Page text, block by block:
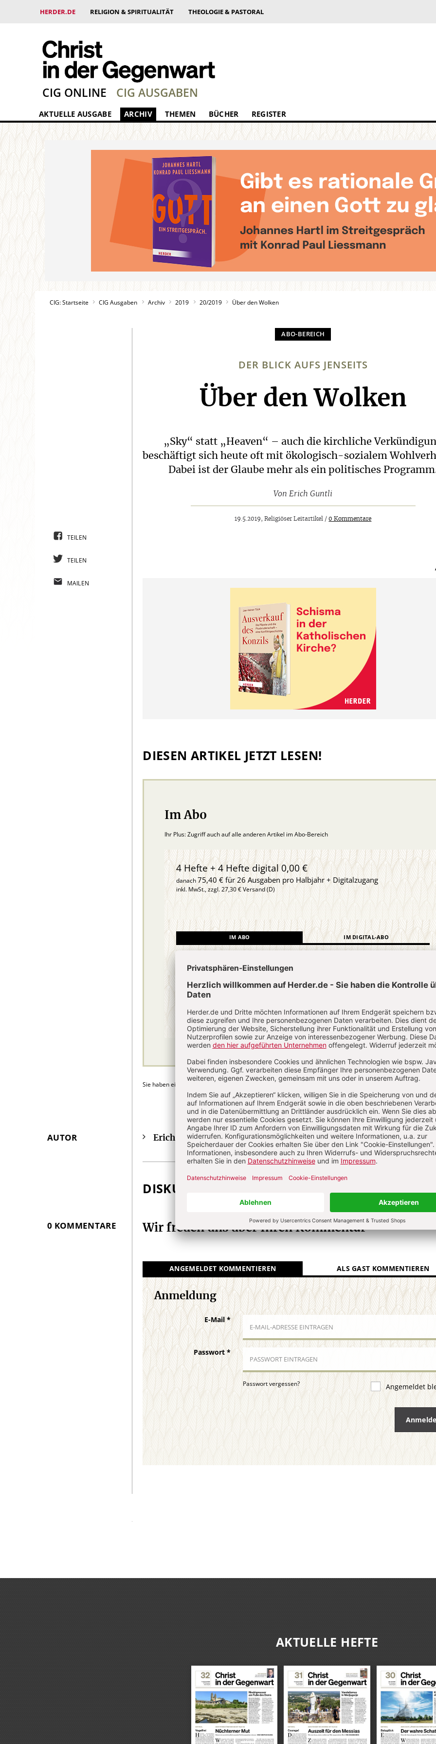
HERDER.DE RELIGION & SPIRITUALITÄT THEOLOGIE & PASTORAL
CIG ONLINE CIG AUSGABEN
AKTUELLE AUSGABE ARCHIV THEMEN BÜCHER REGISTER
CIG: Startseite CIG Ausgaben Archiv 2019 20/2019 Über den Wolken
DER BLICK AUFS JENSEITS
:
Über den Wolken
„Sky“ statt „Heaven“ – auch die kirchliche
beschäftigt sich heute oft mit ökologisch-sozialem
Dabei ist der Glaube mehr als ein politisches
Von Erich Guntli
19.5.2019, Religiöser Leitartikel /0 Kommentare
DIESEN ARTIKEL JETZT LESEN!
Im Abo
Ihr Plus: Zugriff auch auf alle anderen Artikel im Abo-Bereich
4 Hefte + 4 Hefte digital 0,00 €
danach75,40 € für 26 Ausgaben pro Halbjahr + Digitalzugang
inkl. MwSt., zzgl. 27,30 € Versand (D)
IM ABO IM DIGITAL-ABO
Sie haben ein Abonnement? Anmelden
TEILEN
TEILEN
MAILEN
Überschrift
AUTOR Erich Guntli Pfarrer und Dekan im Bistum Sankt Gallen, Schweiz.
DISKUSSION
0 KOMMENTARE Wir freuen uns über Ihren Kommentar
ANGEMELDET KOMMENTIEREN ALS GAST KOMMENTIEREN
Anmeldung
E-Mail *
Passwort*
Passwort vergessen? Angemeldet
AKTUELLE HEFTE